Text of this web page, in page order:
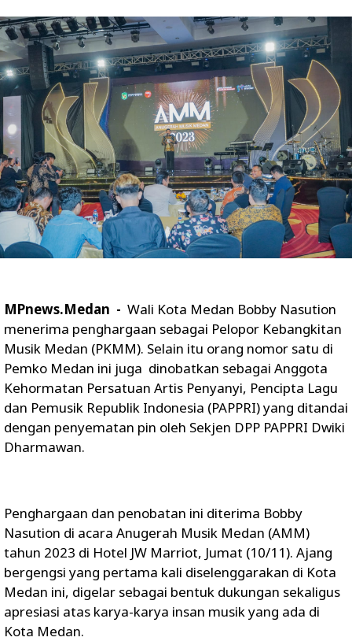
MPnews.Medan - Wali Kota Medan Bobby Nasution
menerima penghargaan sebagai Pelopor Kebangkitan
Musik Medan (PKMM). Selain itu orang nomor satu di
Pemko Medan ini juga dinobatkan sebagai Anggota
Kehormatan Persatuan Artis Penyanyi, Pencipta Lagu
dan Pemusik Republik Indonesia (PAPPRI) yang ditandai
dengan penyematan pin oleh Sekjen DPP PAPPRI Dwiki
Dharmawan.
Penghargaan dan penobatan ini diterima Bobby
Nasution di acara Anugerah Musik Medan (AMM)
tahun 2023 di Hotel JW Marriot, Jumat (10/11). Ajang
bergengsi yang pertama kali diselenggarakan di Kota
Medan ini, digelar sebagai bentuk dukungan sekaligus
apresiasi atas karya-karya insan musik yang ada di
Kota Medan.